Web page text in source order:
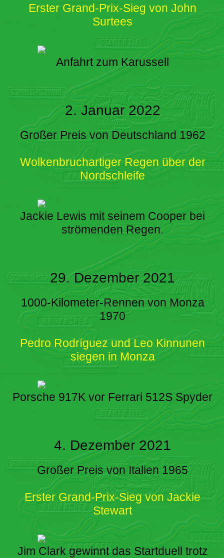
Erster Grand-Prix-Sieg von John
Surtees
Anfahrt zum Karussell
2. Januar 2022
Großer Preis von Deutschland 1962
Wolkenbruchartiger Regen über der
Nordschleife
Jackie Lewis mit seinem Cooper bei
strömenden Regen.
29. Dezember 2021
1000-Kilometer-Rennen von Monza
1970
Pedro Rodríguez und Leo Kinnunen
siegen in Monza
Porsche 917K vor Ferrari 512S Spyder
4. Dezember 2021
Großer Preis von Italien 1965
Erster Grand-Prix-Sieg von Jackie
Stewart
Jim Clark gewinnt das Startduell trotz